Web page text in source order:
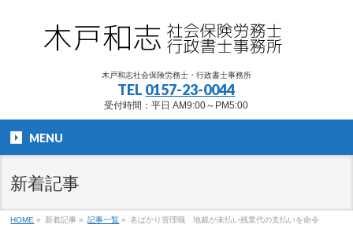
木戸和志社会保険労務士・行政書士事務所
TEL 0157-23-0044
受付時間：平日 AM9:00～PM5:00
MENU
新着記事
HOME » 新着記事 » 記事一覧 » 名ばかり管理職 地裁が未払い残業代の支払いを命令